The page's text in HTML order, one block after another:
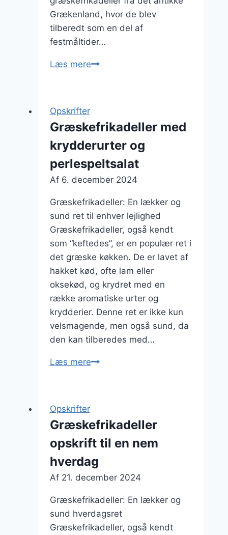
Grækenland, hvor de blev
tilberedt som en del af
festmåltider…
Læs mereGræskefrikadeller
lækker
side
Opskrifter
Græskefrikadeller med
krydderurter og
perlespeltsalat
Af 6. december 2024
Græskefrikadeller: En lækker og
sund ret til enhver lejlighed
Græskefrikadeller, også kendt
som “keftedes”, er en populær ret i
det græske køkken. De er lavet af
hakket kød, ofte lam eller
oksekød, og krydret med en
række aromatiske urter og
krydderier. Denne ret er ikke kun
velsmagende, men også sund, da
den kan tilberedes med…
Læs mereGræskefrikadeller
Opskrifter
Græskefrikadeller
opskrift til en nem
hverdag
Af 21. december 2024
Græskefrikadeller: En lækker og
sund hverdagsret
Græskefrikadeller, også kendt